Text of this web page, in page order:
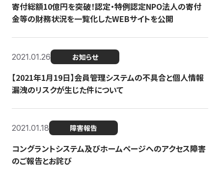
寄付総額10億円を突破！認定・特例認定NPO法人の寄付
金等の財務状況を一覧化したWEBサイトを公開
2021.01.26 お知らせ
【2021年1月19日】会員管理システムの不具合と個人情報
漏洩のリスクが生じた件について
2021.01.18 障害報告
コングラントシステム及びホームページへのアクセス障害
のご報告とお詫び